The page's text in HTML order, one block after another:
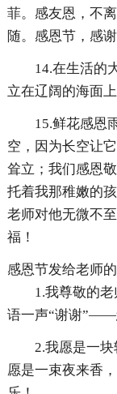
菲。感友恩，不
随。感恩节，感
14.在生活的
立在辽阔的海面
15.鲜花感恩
空，因为长空让
耸立；我们感恩
托着我那稚嫩的
老师对他无微不
福！
感恩节发给老师
1.我尊敬的
语一声“谢谢”——
2.我愿是一
愿是一束夜来香